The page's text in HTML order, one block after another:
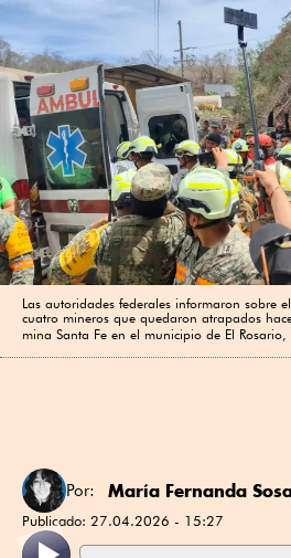
Las autoridades federales informaron sobre
cuatro mineros que quedaron atrapados
mina Santa Fe en el municipio de El Rosario,
Por: María Fernanda
Publicado: 27.04.2026 - 15:27